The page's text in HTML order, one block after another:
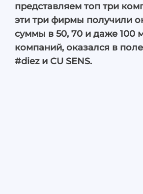
представляем топ три
эти три фирмы получили
суммы в 50, 70 и даже 100
компаний, оказался в
#diez и CU SENS.